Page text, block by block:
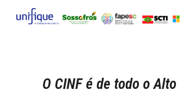
O CINF é de todo o Alto